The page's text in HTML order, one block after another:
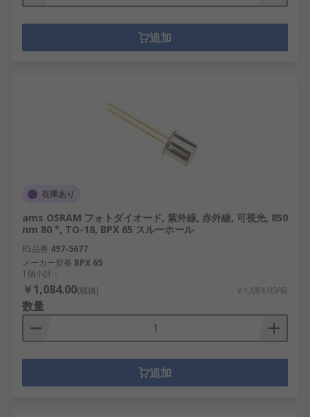
追加
在庫あり
ams OSRAM フォトダイオード, 紫外線, 赤外線, 可視光, 850
nm 80 °, TO-18, BPX 65 スルーホール
RS品番 497-5677
メーカー型番 BPX 65
1個小計：
￥1,084.00(税抜) ￥1,084.00/個
数量
追加